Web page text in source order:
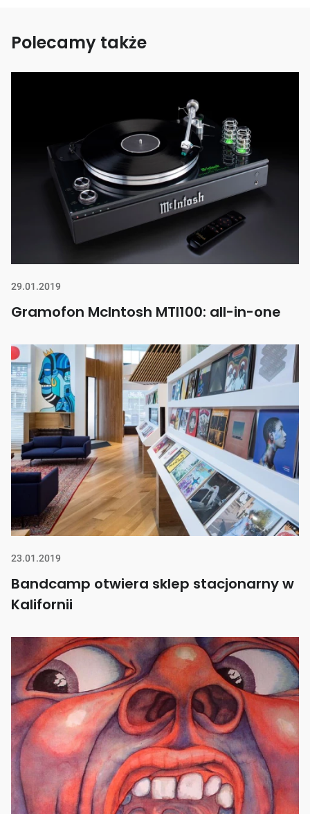
Polecamy także
29.01.2019
Gramofon McIntosh MTI100: all-in-one
23.01.2019
Bandcamp otwiera sklep stacjonarny w
Kalifornii